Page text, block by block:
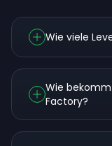
Wie viele
Wie
Factory?